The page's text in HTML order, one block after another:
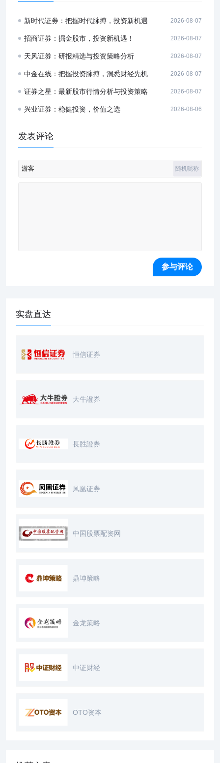
新时代证券：把握时代脉搏，投资新机遇 2026-08-07
招商证券：掘金股市，投资新机遇！ 2026-08-07
天风证券：研报精选与投资策略分析 2026-08-07
中金在线：把握投资脉搏，洞悉财经先机 2026-08-07
证券之星：最新股市行情分析与投资策略 2026-08-07
兴业证券：稳健投资，价值之选 2026-08-06
发表评论
随机昵称
实盘直达
恒信证券
大牛證券
長胜證券
凤凰证券
中国股票配资网
鼎坤策略
金龙策略
中证财经
OTO资本